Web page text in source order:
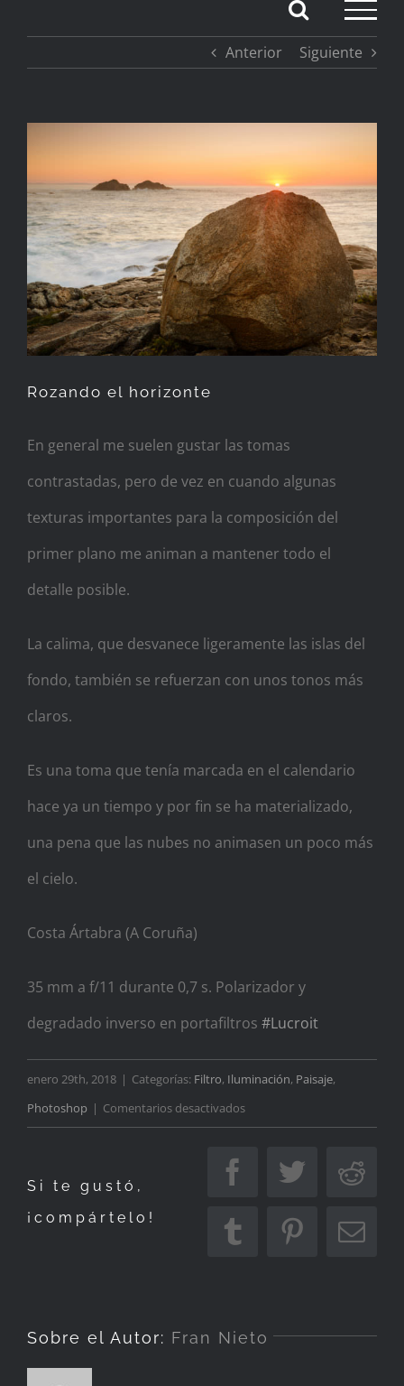
Anterior Siguiente
imagen
más
grande
Rozando el horizonte
En general me suelen gustar las tomas
contrastadas, pero de vez en cuando algunas
texturas importantes para la composición del
primer plano me animan a mantener todo el
detalle posible.
La calima, que desvanece ligeramente las islas del
fondo, también se refuerzan con unos tonos más
claros.
Es una toma que tenía marcada en el calendario
hace ya un tiempo y por fin se ha materializado,
una pena que las nubes no animasen un poco más
el cielo.
Costa Ártabra (A Coruña)
35 mm a f/11 durante 0,7 s. Polarizador y
degradado inverso en portafiltros #Lucroit
enero 29th, 2018 | Categorías: Filtro, Iluminación, Paisaje,
Photoshop | Comentarios desactivadosen
Si te gustó,
¡compártelo!
FacebookTwitter
TumblrPinterest
Sobre el Autor: Fran Nieto